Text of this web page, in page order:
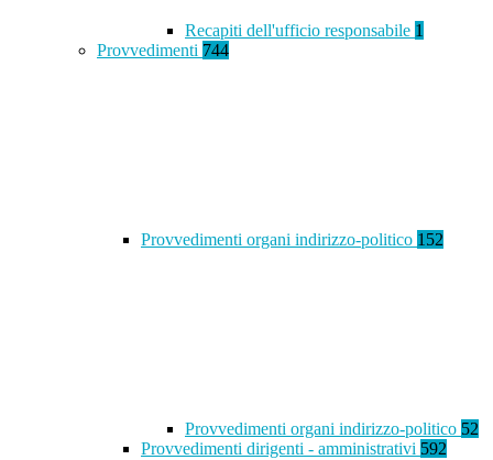
Recapiti dell'ufficio responsabile 1
Provvedimenti 744
Provvedimenti organi indirizzo-politico 152
Provvedimenti organi indirizzo-politico 52
Provvedimenti dirigenti - amministrativi 592